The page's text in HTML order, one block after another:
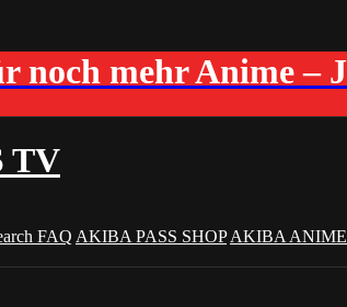
noch mehr Anime –
TV
FAQ AKIBA PASS SHOP AKIBA ANIME